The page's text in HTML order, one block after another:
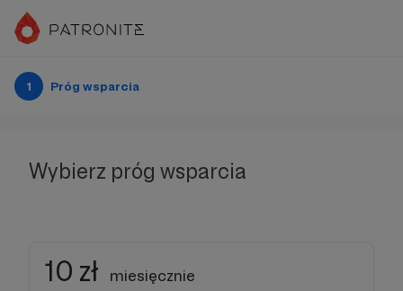
1 Próg wsparcia
Wybierz próg wsparcia
10 zł miesięcznie